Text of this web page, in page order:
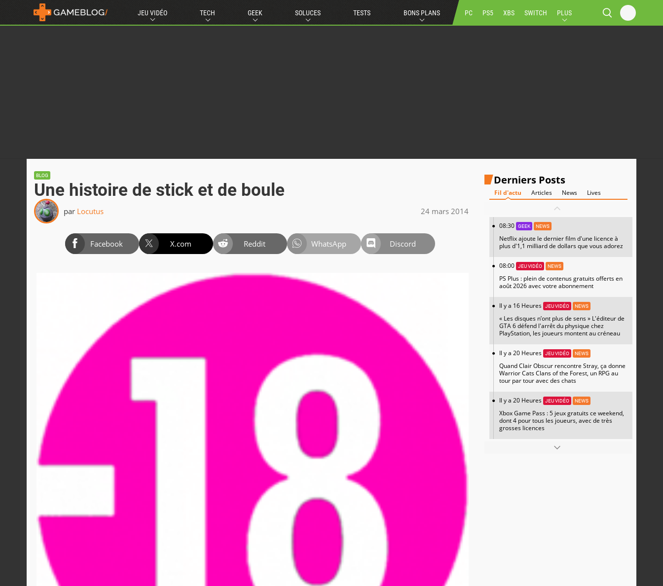
JEU VIDÉO TECH GEEK SOLUCES TESTS BONS PLANS PC PS5 XBS SWITCH PLUS
BLOG
Une histoire de stick et de boule
par Locutus 24 mars 2014
Facebook X.com Reddit WhatsApp Discord
Derniers Posts
Fil d'actu Articles News Lives
08:30 GEEK NEWS
Netflix ajoute le dernier film d'une licence à
plus d'1,1 milliard de dollars que vous adorez
08:00 JEU VIDÉO NEWS
PS Plus : plein de contenus gratuits offerts en
août 2026 avec votre abonnement
Il y a 16 Heures JEU VIDÉO NEWS
« Les disques n’ont plus de sens » L'éditeur de
GTA 6 défend l'arrêt du physique chez
PlayStation, les joueurs montent au créneau
Il y a 20 Heures JEU VIDÉO NEWS
Quand Clair Obscur rencontre Stray, ça donne
Warrior Cats Clans of the Forest, un RPG au
tour par tour avec des chats
Il y a 20 Heures JEU VIDÉO NEWS
Xbox Game Pass : 5 jeux gratuits ce weekend,
dont 4 pour tous les joueurs, avec de très
grosses licences